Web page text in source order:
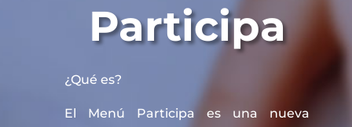
Participa
¿Qué es?
El Menú Participa es una nueva